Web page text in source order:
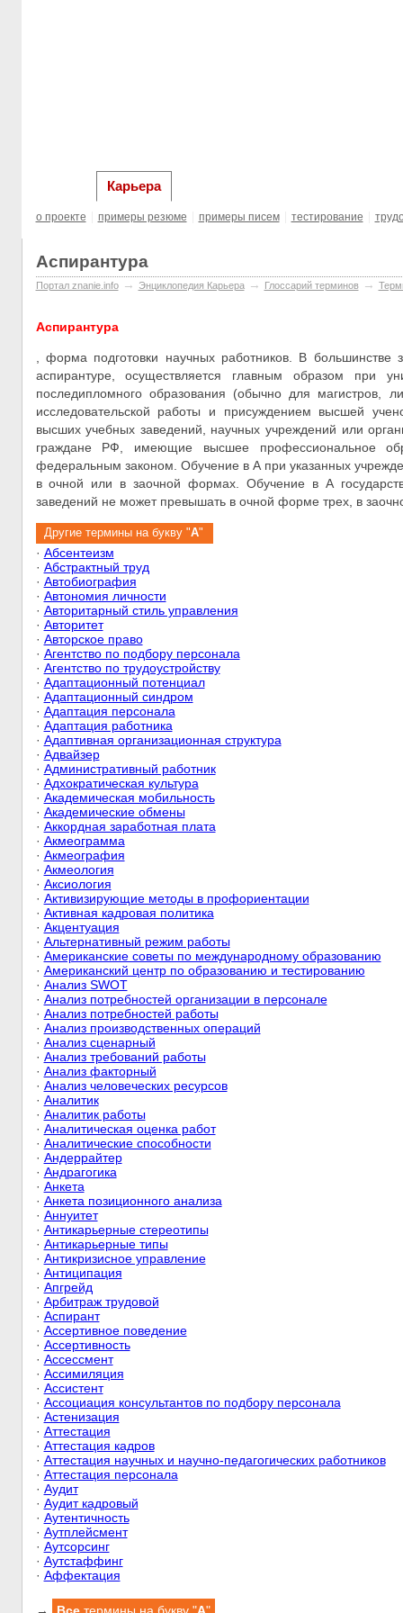
Карьера
о проекте примеры резюме примеры писем тестирование
Аспирантура
Портал znanie.info→ Энциклопедия Карьера→ Глосcарий терминов→
Аспирантура
, форма подготовки научных работников. В большинстве
аспирантуре, осуществляется главным образом при
последипломного образования (обычно для магистров,
исследовательской работы и присуждением высшей
высших учебных заведений, научных учреждений или
граждане РФ, имеющие высшее профессиональное
федеральным законом. Обучение в А при указанных
в очной или в заочной формах. Обучение в А
заведений не может превышать в очной форме трех, в
Другие термины на букву "А"
· Абсентеизм
· Абстрактный труд
· Автобиография
· Автономия личности
· Авторитарный стиль управления
· Авторитет
· Авторское право
· Агентство по подбору персонала
· Агентство по трудоустройству
· Адаптационный потенциал
· Адаптационный синдром
· Адаптация персонала
· Адаптация работника
· Адаптивная организационная структура
· Адвайзер
· Административный работник
· Адхократическая культура
· Академическая мобильность
· Академические обмены
· Аккордная заработная плата
· Акмеограмма
· Акмеография
· Акмеология
· Аксиология
· Активизирующие методы в профориентации
· Активная кадровая политика
· Акцентуация
· Альтернативный режим работы
· Американские советы по международному образованию
· Американский центр по образованию и тестированию
· Анализ SWOT
· Анализ потребностей организации в персонале
· Анализ потребностей работы
· Анализ производственных операций
· Анализ сценарный
· Анализ требований работы
· Анализ факторный
· Анализ человеческих ресурсов
· Аналитик
· Аналитик работы
· Аналитическая оценка работ
· Аналитические способности
· Андеррайтер
· Андрагогика
· Анкета
· Анкета позиционного анализа
· Аннуитет
· Антикарьерные стереотипы
· Антикарьерные типы
· Антикризисное управление
· Антиципация
· Апгрейд
· Арбитраж трудовой
· Аспирант
· Ассертивное поведение
· Ассертивность
· Ассессмент
· Ассимиляция
· Ассистент
· Ассоциация консультантов по подбору персонала
· Астенизация
· Аттестация
· Аттестация кадров
· Аттестация научных и научно-педагогических работников
· Аттестация персонала
· Аудит
· Аудит кадровый
· Аутентичность
· Аутплейсмент
· Аутсорсинг
· Аутстаффинг
· Аффектация